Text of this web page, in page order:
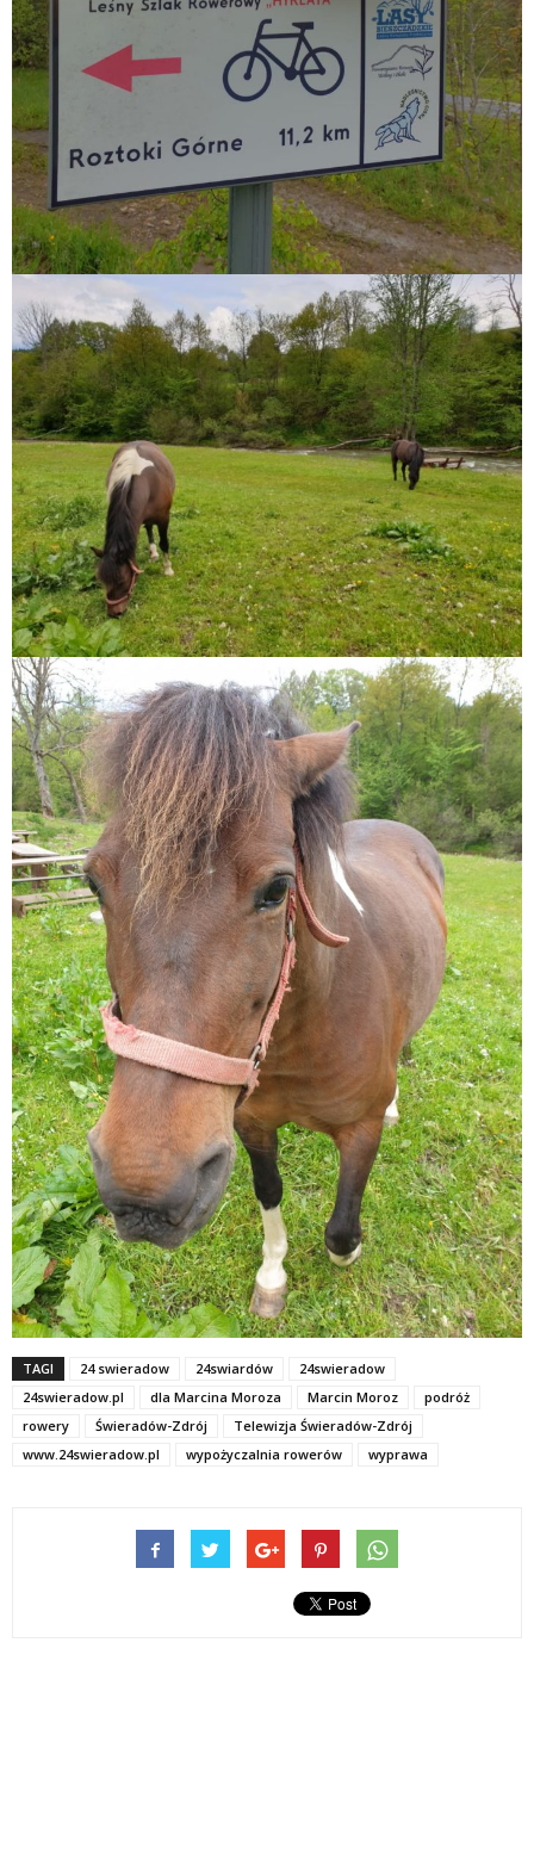
TAGI 24 swieradow 24swiardów
24swieradow
24swieradow.pl
dla Marcina Moroza Marcin Moroz
podróż
rowery
Świeradów-Zdrój
Telewizja Świeradów-Zdrój
www.24swieradow.pl
wypożyczalnia rowerów wyprawa